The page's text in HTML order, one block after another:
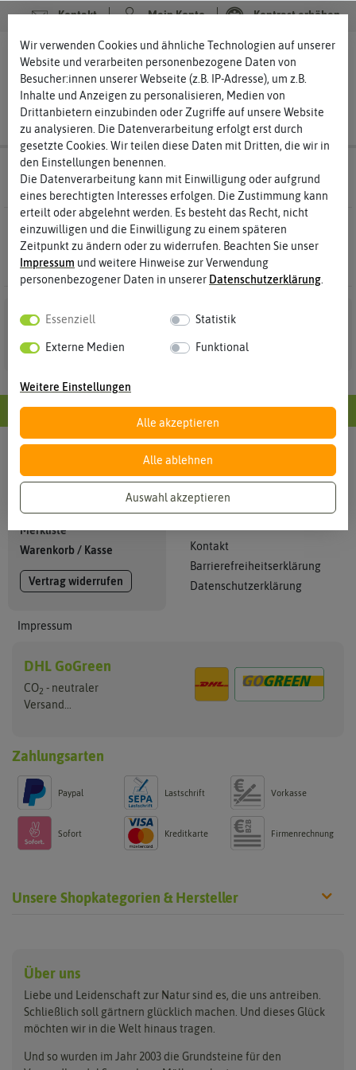
Kontakt Mein Konto Kontrast erhöhen
0 0
Anzucht & GartenzubehörBeleuchtung
0 ErgebnisseGefunden in Beleuchtung
Filter
Alle Informationen im Überblick
Registrieren
Merkliste
Warenkorb / Kasse
Vertrag widerrufen
Impressum
Info
Kataloge
Zahlung + Versand
Kontakt
Barrierefreiheitserklärung
Datenschutzerklärung
DHL GoGreen
CO2 - neutraler
Versand...
Zahlungsarten
Paypal Lastschrift Vorkasse
Sofort Kreditkarte Firmenrechnung
Unsere Shopkategorien & Hersteller
Anzuchtschalen
Beleuchtung
Folien, Vliese und Netze
Keimsprossen
Saatgut für Werbezwecke
Samen-Sets
Benary
Buzzy Seeds
Clever Pots
Dürr-Samen
FLORTUS
Greenline
Grüne Oase
Über uns
Liebe und Leidenschaft zur Natur sind es, die uns antreiben.
Schließlich soll gärtnern glücklich machen. Und dieses Glück
möchten wir in die Welt hinaus tragen.
Und so wurden im Jahr 2003 die Grundsteine für den
Wir verwenden Cookies und ähnliche Technologien auf unserer
Website und verarbeiten personenbezogene Daten von
Besucher:innen unserer Webseite (z.B. IP-Adresse), um z.B.
Inhalte und Anzeigen zu personalisieren, Medien von
Drittanbietern einzubinden oder Zugriffe auf unsere Website
zu analysieren. Die Datenverarbeitung erfolgt erst durch
gesetzte Cookies. Wir teilen diese Daten mit Dritten, die wir in
den Einstellungen benennen.
Die Datenverarbeitung kann mit Einwilligung oder aufgrund
eines berechtigten Interesses erfolgen. Die Zustimmung kann
erteilt oder abgelehnt werden. Es besteht das Recht, nicht
einzuwilligen und die Einwilligung zu einem späteren
Zeitpunkt zu ändern oder zu widerrufen. Beachten Sie unser
Impressum und weitere Hinweise zur Verwendung
personenbezogener Daten in unserer Daten­schutz­erklärung
Essenziell Statistik
Externe Medien Funktional
Weitere Einstellungen
Alle akzeptieren
Alle ablehnen
Auswahl akzeptieren